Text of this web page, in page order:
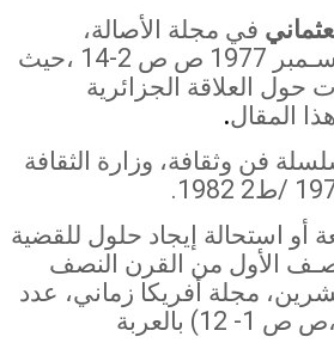
في مجلة الأصالة،
الجزائر عدد 52 ،ديسـمبر 1977 ص ص 2-14 ،حيث
العلاقة الجزائرية
المقال.
فن وثقافة، وزارة الثقافة
.1982
أو استحالة إيجاد حلول للقضية
الأول من القرن النصف
مجلة أفريكا زماني، عدد